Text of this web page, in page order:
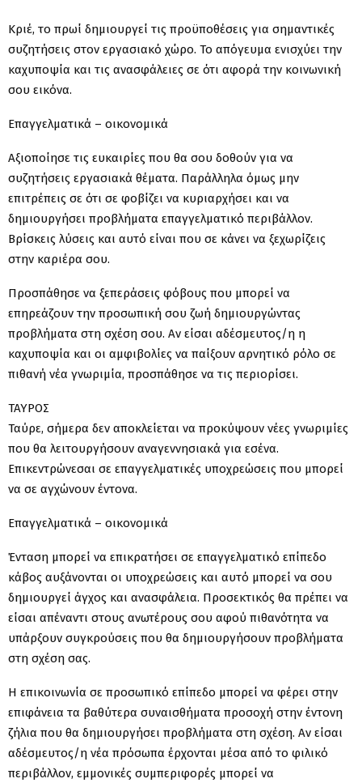
Κριέ, το πρωί δημιουργεί τις προϋποθέσεις για σημαντικές
συζητήσεις στον εργασιακό χώρο. Το απόγευμα ενισχύει την
καχυποψία και τις ανασφάλειες σε ότι αφορά την κοινωνική
σου εικόνα.
Επαγγελματικά – οικονομικά
Αξιοποίησε τις ευκαιρίες που θα σου δοθούν για να
συζητήσεις εργασιακά θέματα. Παράλληλα όμως μην
επιτρέπεις σε ότι σε φοβίζει να κυριαρχήσει και να
δημιουργήσει προβλήματα επαγγελματικό περιβάλλον.
Βρίσκεις λύσεις και αυτό είναι που σε κάνει να ξεχωρίζεις
στην καριέρα σου.
Προσπάθησε να ξεπεράσεις φόβους που μπορεί να
επηρεάζουν την προσωπική σου ζωή δημιουργώντας
προβλήματα στη σχέση σου. Αν είσαι αδέσμευτος/η η
καχυποψία και οι αμφιβολίες να παίξουν αρνητικό ρόλο σε
πιθανή νέα γνωριμία, προσπάθησε να τις περιορίσει.
ΤΑΥΡΟΣ
Ταύρε, σήμερα δεν αποκλείεται να προκύψουν νέες γνωριμίες
που θα λειτουργήσουν αναγεννησιακά για εσένα.
Επικεντρώνεσαι σε επαγγελματικές υποχρεώσεις που μπορεί
να σε αγχώνουν έντονα.
Επαγγελματικά – οικονομικά
Ένταση μπορεί να επικρατήσει σε επαγγελματικό επίπεδο
κάβος αυξάνονται οι υποχρεώσεις και αυτό μπορεί να σου
δημιουργεί άγχος και ανασφάλεια. Προσεκτικός θα πρέπει να
είσαι απέναντι στους ανωτέρους σου αφού πιθανότητα να
υπάρξουν συγκρούσεις που θα δημιουργήσουν προβλήματα
στη σχέση σας.
Η επικοινωνία σε προσωπικό επίπεδο μπορεί να φέρει στην
επιφάνεια τα βαθύτερα συναισθήματα προσοχή στην έντονη
ζήλια που θα δημιουργήσει προβλήματα στη σχέση. Αν είσαι
αδέσμευτος/η νέα πρόσωπα έρχονται μέσα από το φιλικό
περιβάλλον, εμμονικές συμπεριφορές μπορεί να